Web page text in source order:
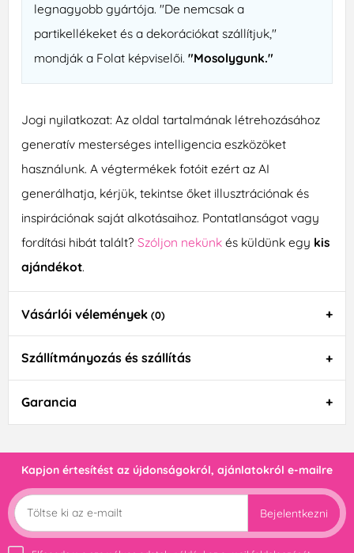
legnagyobb gyártója. "De nemcsak a
partikellékeket és a dekorációkat szállítjuk,"
mondják a Folat képviselői. "Mosolygunk."
Jogi nyilatkozat: Az oldal tartalmának létrehozásához
generatív mesterséges intelligencia eszközöket
használunk. A végtermékek fotóit ezért az AI
generálhatja, kérjük, tekintse őket illusztrációnak és
inspirációnak saját alkotásaihoz. Pontatlanságot vagy
fordítási hibát talált? Szóljon nekünkés küldünk egy kis
ajándékot.
Vásárlói vélemények (0)
Szállítmányozás és szállítás
Garancia
Kapjon értesítést az újdonságokról, ajánlatokról e-mailre
Bejelentkezni